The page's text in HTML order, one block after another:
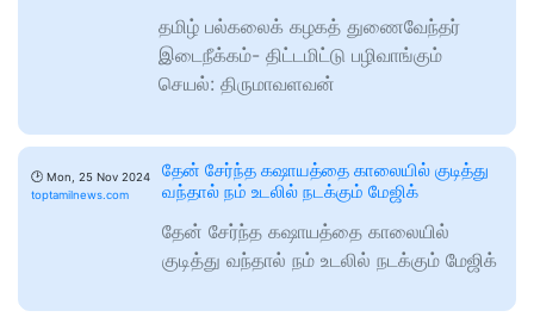
தமிழ் பல்கலைக் கழகத் துணைவேந்தர்
இடைநீக்கம்- திட்டமிட்டு பழிவாங்கும்
செயல்: திருமாவளவன்
🕑 Mon, 25 Nov 2024
toptamilnews.com
தேன் சேர்ந்த கஷாயத்தை காலையில் குடித்து
வந்தால் நம் உடலில் நடக்கும் மேஜிக்
தேன் சேர்ந்த கஷாயத்தை காலையில்
குடித்து வந்தால் நம் உடலில் நடக்கும் மேஜிக்